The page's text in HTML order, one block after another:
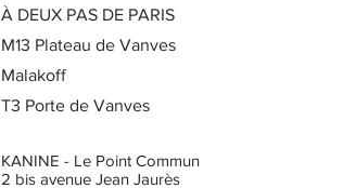
À DEUX PAS DE PARIS
M13 Plateau de Vanves
Malakoff
T3 Porte de Vanves
KANINE - Le Point Commun
2 bis avenue Jean Jaurès